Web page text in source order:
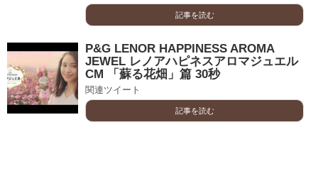
記事を読む
P&G LENOR HAPPINESS AROMA
JEWEL レノアハピネスアロマジュエル
CM 「蘇る花畑」篇 30秒
関連ツイート
記事を読む